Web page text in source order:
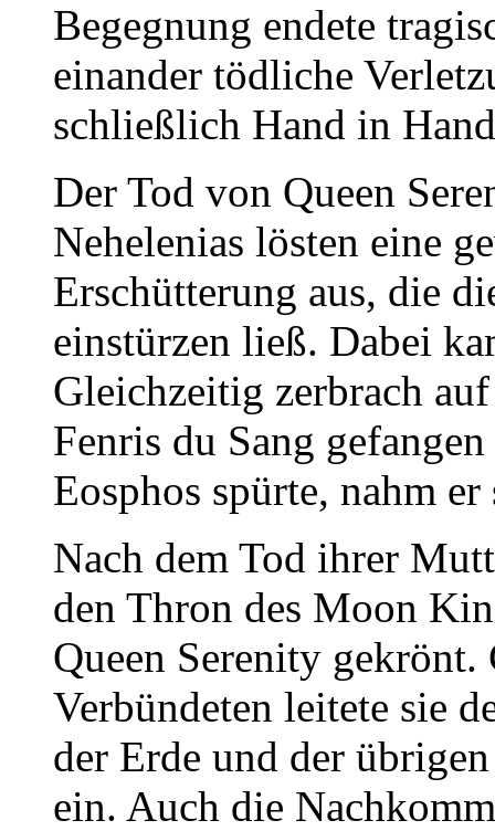
Begegnung endete
einander tödliche
schließlich Hand in
Der Tod von Queen
Nehelenias lösten eine
Erschütterung aus, die
einstürzen ließ. Dabei
Gleichzeitig zerbrach
Fenris du Sang
Eosphos spürte, nahm
Nach dem Tod ihrer
den Thron des Moon
Queen Serenity
Verbündeten leitete sie
der Erde und der
ein. Auch die